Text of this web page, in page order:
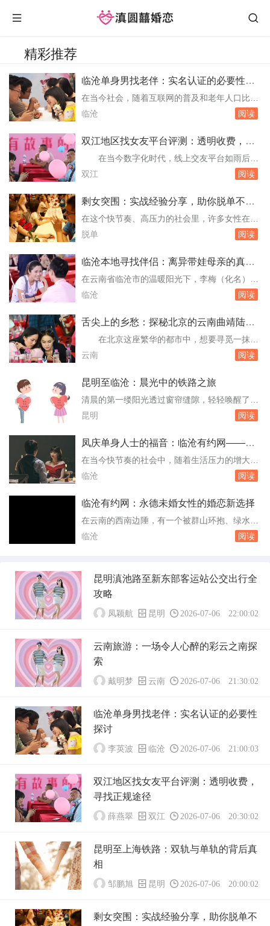
精彩推荐
临沧单身男找老伴：实名认证的必要性探
讨
在当今社会，随着互联网的普及和老年人口比例
的增加，老年人通过线上平台寻找伴侣已成为一
老年人口占比也在逐年上升。在这一过程中，如
成为了亟待解决的问题。特别是对于临沧市的未
婚男性而言，在寻找老伴的过程中，是否需要进
临沧 阅读
双江地区找女友平台评测：透明收费，寻
找正规途径
在当今数字化时代，线上交友平台如雨后春
笋般涌现，为单身人士提供了前所未有的交友机
平台的正规性、透明度以及是否存在不合理的收
有效地寻找一位合适的女朋友，成为了许多单身
男性关注的焦点。本文将通过对几个主流及新兴
双江 阅读
剩女突围：实战经验分享，助你脱单不再
难
在这个快节奏、高压力的社会里，许多女性在追
求事业成功的个人生活的另一半却似乎总在“下
人静时思考，如何打破这个看似无解的循环。经
的“脱单秘籍”。今天，我想分享我的实战经验，
希望能为同样在寻找爱情路上的你提供一些启示
脱单 阅读
临沧本地寻找伴侣：离异带娃母亲的真心
之旅
在云南省临沧市的温暖阳光下，李梅（化名）正
面临着人生的新挑战。作为一名离异后独自抚养
城市里，找到一个可以依靠的肩膀，共同构建一
城，不仅承载着她的回忆，也即将开启她的新篇
章。现状与挑战据临沧市民政局最新数据，该市
临沧 阅读
舌尖上的乡愁：探秘北京的云南曲靖陆良
风味小吃
在北京这座繁华的都市中，想要寻觅一抹来
自遥远西南边陲的温暖记忆，云南曲靖陆良的风
千山万水，但凭借着食客们对地道口味的执着追
味，已悄然在北京的街头巷尾生根发芽，成为众
多食客心中不可多得的味蕾慰藉。初探陆良风味
云南 阅读
昆明至临沧：晨光中的铁路之旅
清晨的第一缕阳光透过窗帘缝隙，轻轻唤醒了
我，火车缓缓驶入昆明火车站，609次列车的到
始。作为一个初来乍到的旅者，我怀揣着对临沧
的征途。走出昆明火车站，首先映入眼帘的是熙
熙攘攘的人群和各式各样的指示牌。经过一番询
昆明 阅读
凤庆单身人士的福音：临沧有约网——同
城征婚新选择
在当今快节奏的社会中，随着生活压力的增大和
社交圈的局限，许多单身人士面临着难以找到合
相亲方式往往受限于地域、人脉等因素，而网络
背景下，“临沧有约网”应运而生，为凤庆及周边
地区的单身人士提供了一个不收任何费用的同城
临沧 阅读
临沧有约网：永德未婚女性的婚恋新选择
在云南的西南边陲，有一个被群山环抱、绿水滋
润的地方——永德县。这里不仅风景秀丽，更是
婚女性在寻找人生伴侣的道路上也面临着新的挑
战。为了解决这一现实问题，临沧有约网应运而
生，成为了一个专为永德及周边地区未婚女性寻
找另一...
临沧 阅读
昆明滇池路至新东部客运站公交出行全
攻略
凤颖航 昆明 2026-07-06 22:00:02
云南旅游：一场令人心醉的彩云之南探
索
戴明梦 云南 2026-07-06 21:30:02
临沧单身男找老伴：实名认证的必要性
探讨
李英波 临沧 2026-07-06 21:00:03
双江地区找女友平台评测：透明收费，
寻找正规途径
薛燕翠 双江 2026-07-06 20:30:02
昆明至上海铁路：双轨与单轨的背后真
相
邹鹏旭 昆明 2026-07-06 20:00:02
剩女突围：实战经验分享，助你脱单不